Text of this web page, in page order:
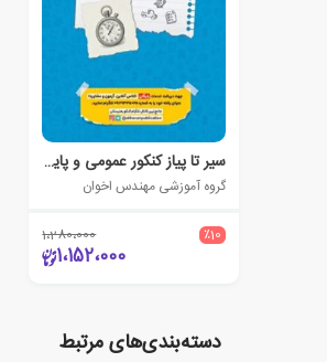
سیر تا پیاز کنکور عمومی و پایه فنی و حرفه ای و کاردانش
گروه آموزشی مهندس اخوان
٪10 1،280،000
1،152،000
دسته‌بندی‌های مرتبط